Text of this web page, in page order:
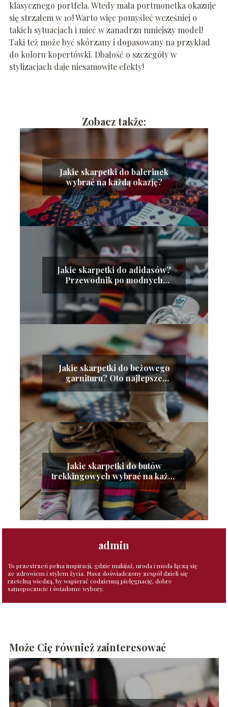
klasycznego portfela. Wtedy mała portmonetka okazuje
się strzałem w 10! Warto więc pomyśleć wcześniej o
takich sytuacjach i mieć w zanadrzu mniejszy model!
Taki też może być skórzany i dopasowany na przykład
do koloru kopertówki. Dbałość o szczegóły w
stylizacjach daje niesamowite efekty!
Zobacz także:
Jakie skarpetki do balerinek
wybrać na każdą okazję?
Jakie skarpetki do adidasów?
Przewodnik po modnych
stylizacjach
Jakie skarpetki do beżowego
garnituru? Oto najlepsze
propozycje!
Jakie skarpetki do butów
trekkingowych wybrać na każdą
porę roku?
admin
To przestrzeń pełna inspiracji, gdzie makijaż, uroda i moda łączą się
ze zdrowiem i stylem życia. Nasz doświadczony zespół dzieli się
rzetelną wiedzą, by wspierać codzienną pielęgnację, dobre
samopoczucie i świadome wybory.
Może Cię również zainteresować